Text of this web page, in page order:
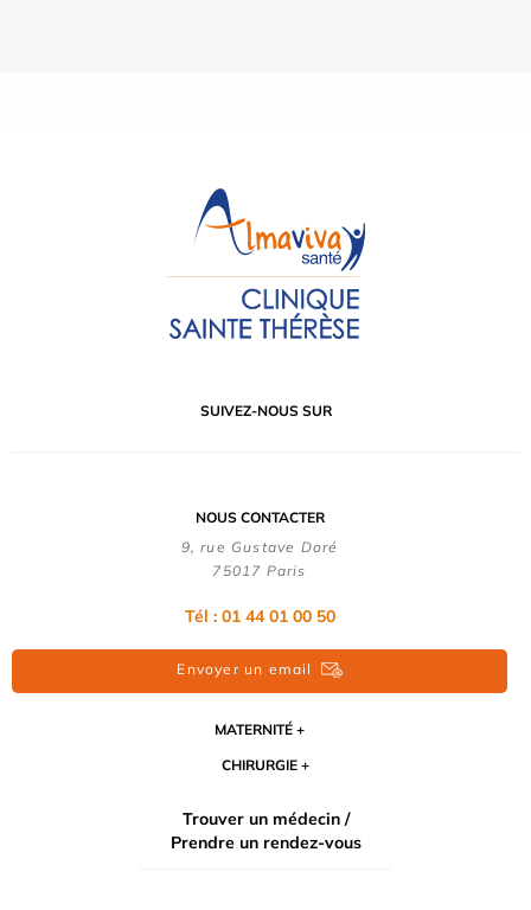
SUIVEZ-NOUS SUR
NOUS CONTACTER
9, rue Gustave Doré
75017 Paris
Tél : 01 44 01 00 50
Envoyer un email
MATERNITÉ
CHIRURGIE
Trouver un médecin /
Prendre un rendez-vous